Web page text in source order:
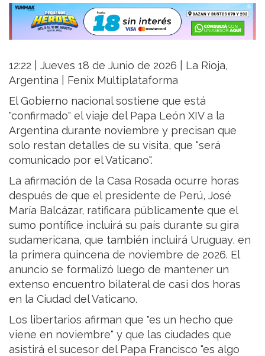
12:22 | Jueves 18 de Junio de 2026 | La Rioja,
Argentina | Fenix Multiplataforma
El Gobierno nacional sostiene que está
"confirmado" el viaje del Papa León XIV a la
Argentina durante noviembre y precisan que
solo restan detalles de su visita, que "será
comunicado por el Vaticano".
La afirmación de la Casa Rosada ocurre horas
después de que el presidente de Perú, José
María Balcázar, ratificara públicamente que el
sumo pontífice incluirá su país durante su gira
sudamericana, que también incluirá Uruguay, en
la primera quincena de noviembre de 2026. El
anuncio se formalizó luego de mantener un
extenso encuentro bilateral de casi dos horas
en la Ciudad del Vaticano.
Los libertarios afirman que "es un hecho que
viene en noviembre" y que las ciudades que
asistirá el sucesor del Papa Francisco "es algo